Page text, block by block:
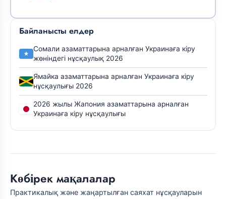
Байланысты елдер
Сомали азаматтарына арналған Украинаға кіру
жөніндегі нұсқаулық 2026
Ямайка азаматтарына арналған Украинаға кіру
нұсқаулығы 2026
2026 жылы Жапония азаматтарына арналған
Украинаға кіру нұсқаулығы
Көбірек мақалалар
Практикалық және жаңартылған саяхат нұсқауларын